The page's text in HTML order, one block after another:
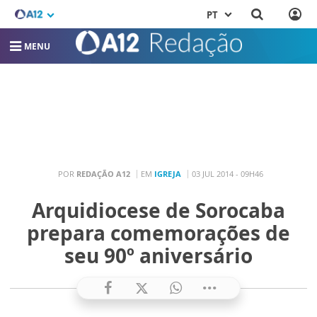
PT
MENU
POR REDAÇÃO A12 EM IGREJA 03 JUL 2014 - 09H46
Arquidiocese de Sorocaba
prepara comemorações de
seu 90º aniversário